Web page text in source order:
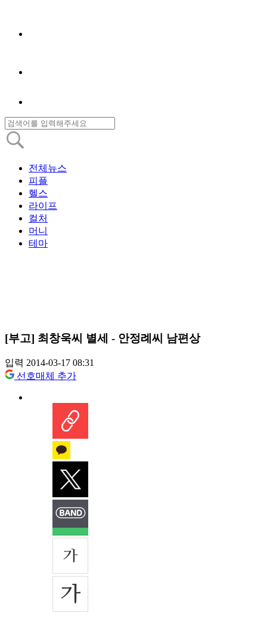
전체뉴스
피플
헬스
라이프
컬처
머니
테마
[부고] 최창욱씨 별세 - 안정례씨 남편상
입력 2014-03-17 08:31
선호매체 추가